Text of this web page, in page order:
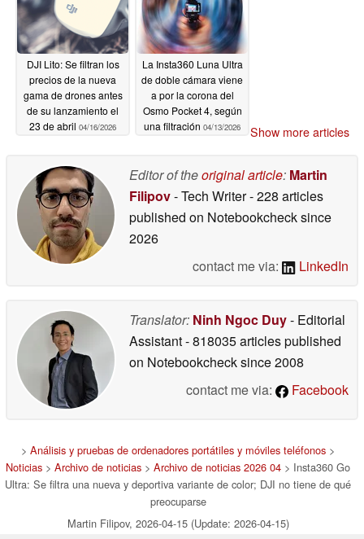
DJI Lito: Se filtran los
precios de la nueva
gama de drones antes
de su lanzamiento el
23 de abril 04/16/2026
La Insta360 Luna Ultra
de doble cámara viene
a por la corona del
Osmo Pocket 4, según
una filtración 04/13/2026 Show more articles
Editor of theoriginal article: Martin
Filipov- Tech Writer- 228 articles
published on Notebookchecksince
2026
contact me via:
LinkedIn
Translator: Ninh Ngoc Duy- Editorial
Assistant- 818035 articles published
on Notebookchecksince 2008
contact me via:
Facebook
> Análisis y pruebas de ordenadores portátiles y móviles teléfonos >
Noticias > Archivo de noticias > Archivo de noticias 2026 04 > Insta360 Go
Ultra: Se filtra una nueva y deportiva variante de color; DJI no tiene de qué
preocuparse
Martin Filipov, 2026-04-15 (Update: 2026-04-15)